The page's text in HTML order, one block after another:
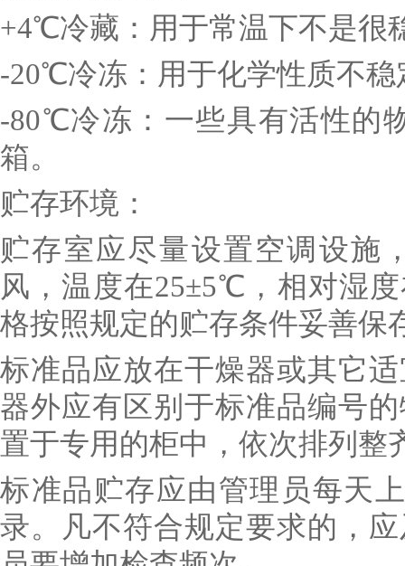
+4℃冷藏：用于常温下不是很
-20℃冷冻：用于化学性质不
-80℃冷冻：一些具有活性的
箱。
贮存环境：
贮存室应尽量设置空调设施
风，温度在25±5℃，相对湿
格按照规定的贮存条件妥善保
标准品应放在干燥器或其它
器外应有区别于标准品编号
置于专用的柜中，依次排列整
标准品贮存应由管理员每天
录。凡不符合规定要求的，